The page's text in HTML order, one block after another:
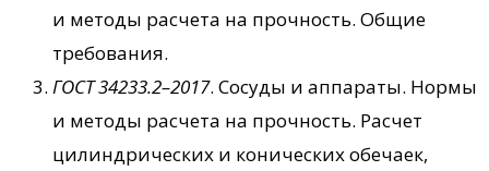
и методы расчета на прочность. Общие
требования.
ГОСТ 34233.2–2017. Сосуды и аппараты. Нормы
и методы расчета на прочность. Расчет
цилиндрических и конических обечаек,